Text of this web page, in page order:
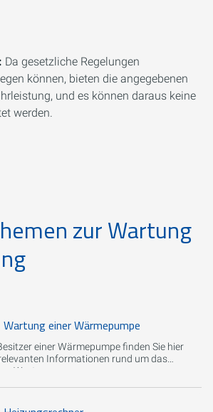
Da gesetzliche Regelungen
können, bieten die angegebenen
und es können daraus keine
werden.
zur Wartung
Wartung einer Wärmepumpe
einer Wärmepumpe finden Sie hier
Informationen rund um das
Wartung.